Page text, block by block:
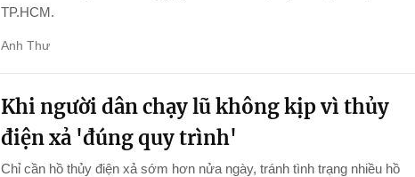
TP.HCM.
Anh Thư
Khi người dân chạy lũ không kịp vì thủy
điện xả 'đúng quy trình'
Chỉ cần hồ thủy điện xả sớm hơn nửa ngày, tránh tình trạng nhiều hồ